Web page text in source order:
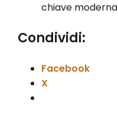
chiave moderna
Condividi:
Facebook
X